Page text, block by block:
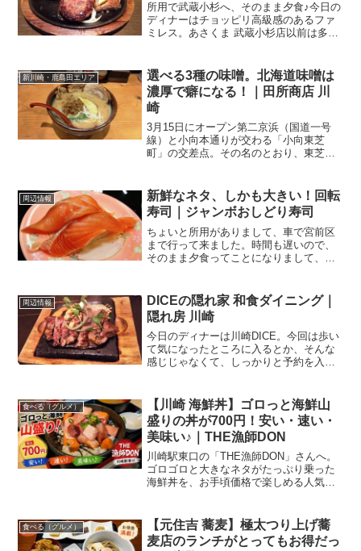
所用で武蔵小杉へ、そのまま夕食♪今日の
ディナーはチョッピリ高級感のあるファ
ミレス。あさくま 武蔵小杉店以前は多摩
た。（そりゃそうですよね、多摩川って
いうより武蔵小杉って...
新川崎・鹿島田エリア
選べる3種の味噌。北海道味噌は
濃厚で癖になる！｜田所商店 川
崎
3月15日にオープン第二京浜（国道一号
線）と小向本通りが交わる「小向東芝
町」の交差点。その名のとおり、東芝小
場だった場所でなにやら工事が始まった
と思ったら、徐々に姿を現...
周辺情報
新鮮なネタ、しかも大きい！回転
寿司｜ジャンボおしどり寿司
ちょいと所用がありまして、車で宮前区
まで行って来ました。時間も遅いので、
そのまま夕食ってことになりまして、検
ジャンボおしどり寿司 川崎宮前店 さん関
連ランキング：回転寿...
周辺情報
DICEの隠れ家 和食ダイニング｜
隠れ房 川崎
今日のディナーは川崎DICE。今回は歩い
て気になったところに入るとか、そんな
感じじゃなくて、しっかりと予約を入れ
んて流れになりまして。川崎ダイスの
7F、映画館の受付があ...
食べる（グルメ）
【川崎 海鮮丼】ゴロっと海鮮山
盛りの丼が700円！安い・速い・
美味い♪｜THE漁師DON
川崎駅東口の「THE漁師DON」さんへ。
ゴロゴロと大きなネタがたっぷり乗った
海鮮丼を、お手頃価格で楽しめる人気の
暑いと、冷たくてさっぱりしたものが食
べたくなりませんか？...
食べる（グルメ）
【元住吉 蕎麦】極太つり上げ蕎
麦店のランチがとってもお得だっ